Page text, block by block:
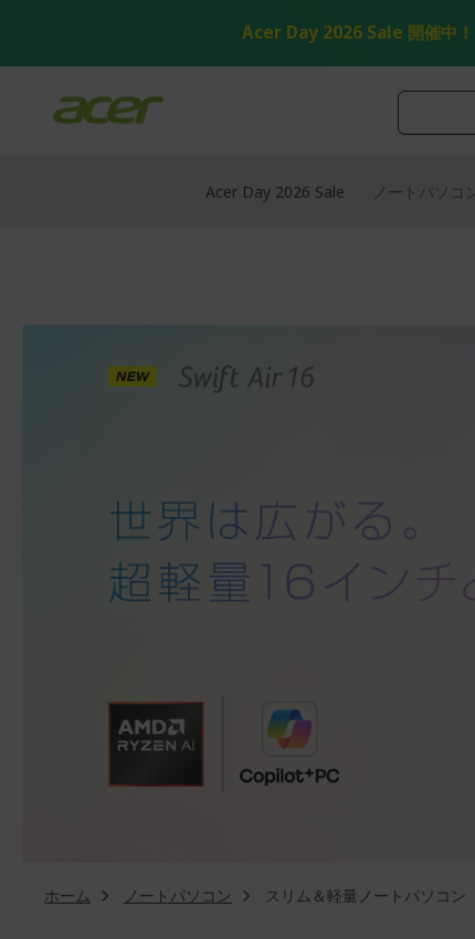
Acer Day 2026 Sale 開催中！
Acer Day 2026 Sale ノートパソコ
ホーム ノートパソコン スリム＆軽量ノートパソコン